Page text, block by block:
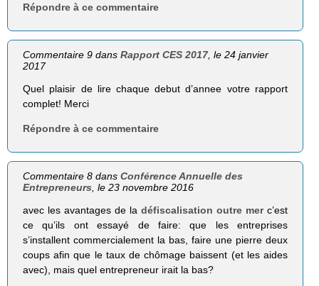
Répondre à ce commentaire
Commentaire 9 dansRapport CES 2017, le 24 janvier
2017
Quel plaisir de lire chaque debut d’annee votre rapport
complet! Merci
Répondre à ce commentaire
Commentaire 8 dansConférence Annuelle des
Entrepreneurs , le 23 novembre 2016
avec les avantages de la défiscalisation outre merc’est
ce qu’ils ont essayé de faire: que les entreprises
s’installent commercialement la bas, faire une pierre deux
coups afin que le taux de chômage baissent (et les aides
avec), mais quel entrepreneur irait la bas?